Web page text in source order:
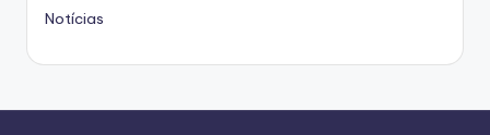
Notícias